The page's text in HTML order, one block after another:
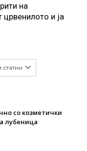
на
и ја
со козметички
лубеница